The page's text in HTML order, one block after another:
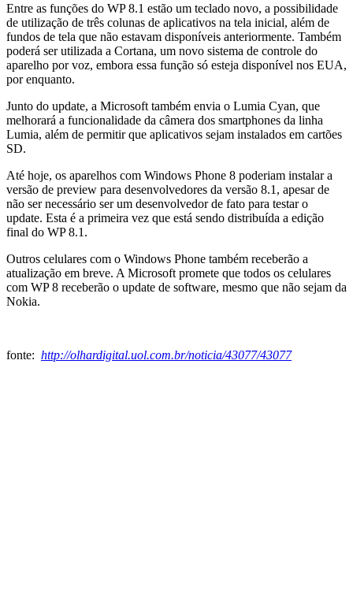
Entre as funções do WP 8.1 estão um teclado novo, a possibilidade
de utilização de três colunas de aplicativos na tela inicial, além de
fundos de tela que não estavam disponíveis anteriormente. Também
poderá ser utilizada a Cortana, um novo sistema de controle do
aparelho por voz, embora essa função só esteja disponível nos EUA,
por enquanto.
Junto do update, a Microsoft também envia o Lumia Cyan, que
melhorará a funcionalidade da câmera dos smartphones da linha
Lumia, além de permitir que aplicativos sejam instalados em cartões
SD.
Até hoje, os aparelhos com Windows Phone 8 poderiam instalar a
versão de preview para desenvolvedores da versão 8.1, apesar de
não ser necessário ser um desenvolvedor de fato para testar o
update. Esta é a primeira vez que está sendo distribuída a edição
final do WP 8.1.
Outros celulares com o Windows Phone também receberão a
atualização em breve. A Microsoft promete que todos os celulares
com WP 8 receberão o update de software, mesmo que não sejam da
Nokia.
fonte: http://olhardigital.uol.com.br/noticia/43077/43077